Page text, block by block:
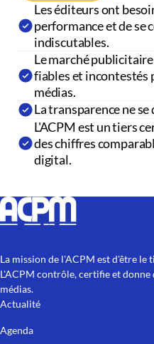
Les éditeurs ont
performance et de se
indiscutables.
Le marché
fiables et incontestés
médias.
La transparence ne se
L'ACPM est un tiers
des chiffres
digital.
La mission de l'ACPM est d'être le
L'ACPM contrôle, certifie et donne
médias.
Actualité
Agenda